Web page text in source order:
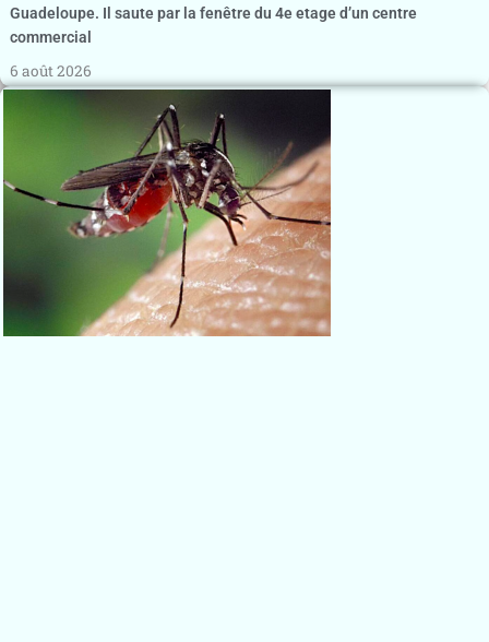
Guadeloupe. Il saute par la fenêtre du 4e etage d’un centre
commercial
6 août 2026